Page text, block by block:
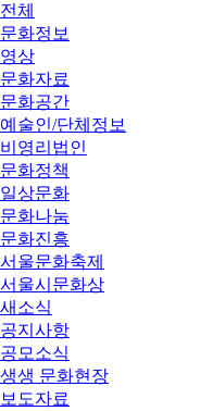
전체
문화정보
영상
문화자료
문화공간
예술인/단체정보
비영리법인
문화정책
일상문화
문화나눔
문화진흥
서울문화축제
서울시문화상
새소식
공지사항
공모소식
생생 문화현장
보도자료